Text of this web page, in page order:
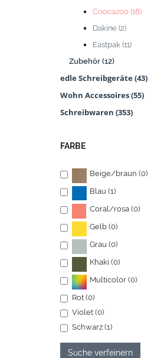
Coocazoo (18)
Dakine (2)
Eastpak (11)
Zubehör (12)
edle Schreibgeräte (43)
Wohn Accessoires (55)
Schreibwaren (353)
FARBE
Beige/braun (0)
Blau (1)
Coral/rosa (0)
Gelb (0)
Grau (0)
Khaki (0)
Multicolor (0)
Rot (0)
Violet (0)
Schwarz (1)
Suche verfeinern